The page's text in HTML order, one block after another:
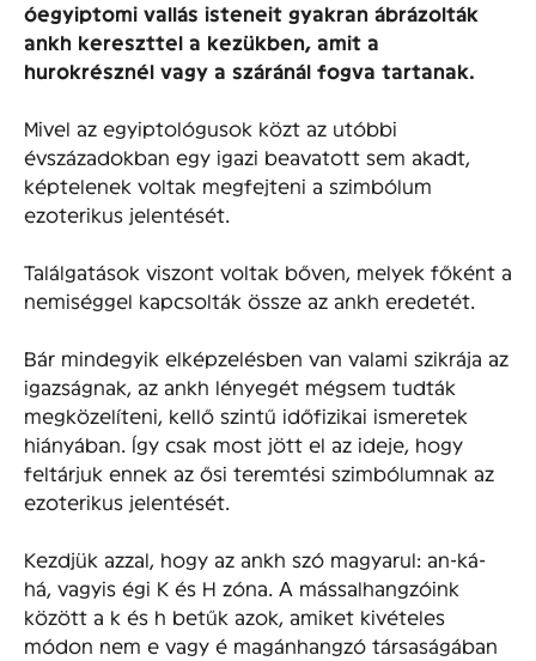
óegyiptomi vallás isteneit gyakran ábrázolták
ankh kereszttel a kezükben, amit a
hurokrésznél vagy a száránál fogva tartanak.
Mivel az egyiptológusok közt az utóbbi
évszázadokban egy igazi beavatott sem akadt,
képtelenek voltak megfejteni a szimbólum
ezoterikus jelentését.
Találgatások viszont voltak bőven, melyek főként a
nemiséggel kapcsolták össze az ankh eredetét.
Bár mindegyik elképzelésben van valami szikrája az
igazságnak, az ankh lényegét mégsem tudták
megközelíteni, kellő szintű időfizikai ismeretek
hiányában. Így csak most jött el az ideje, hogy
feltárjuk ennek az ősi teremtési szimbólumnak az
ezoterikus jelentését.
Kezdjük azzal, hogy az ankh szó magyarul: an-ká-
há, vagyis égi K és H zóna. A mássalhangzóink
között a k és h betűk azok, amiket kivételes
módon nem e vagy é magánhangzó társaságában